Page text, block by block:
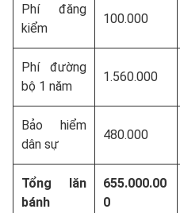
Phí đăng
kiểm
100.000
Phí đường
bộ 1 năm
1.560.000
Bảo hiểm
dân sự
480.000
Tổng lăn
bánh
655.000.00
0